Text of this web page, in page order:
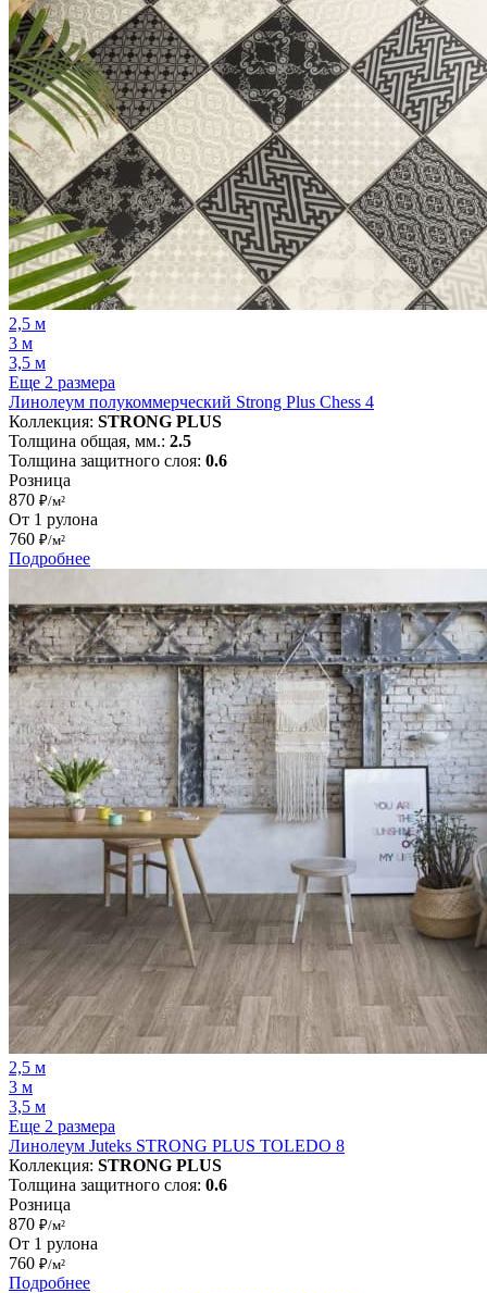
2,5 м
3 м
3,5 м
Еще 2 размера
Линолеум полукоммерческий Strong Plus Chess 4
Коллекция: STRONG PLUS
Толщина общая, мм.: 2.5
Толщина защитного слоя: 0.6
Розница
870 ₽/м²
От 1 рулона
760 ₽/м²
Подробнее
2,5 м
3 м
3,5 м
Еще 2 размера
Линолеум Juteks STRONG PLUS TOLEDO 8
Коллекция: STRONG PLUS
Толщина защитного слоя: 0.6
Розница
870 ₽/м²
От 1 рулона
760 ₽/м²
Подробнее